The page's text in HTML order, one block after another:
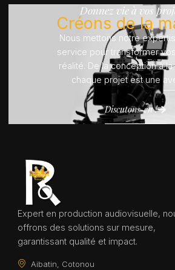
Donnez vie à vos
Créons de la
Nous mettons notre
service pour transformer
réalité. De la conception à
chaque projet est une
Discutons-en !
Expert en production audiovisuelle,
offrons des solutions sur mesure,
garantissant qualité et impact.
Aibatin, Cotonou